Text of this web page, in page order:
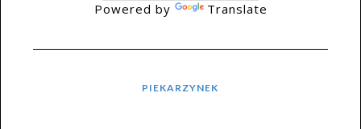
Powered by Translate
PIEKARZYNEK